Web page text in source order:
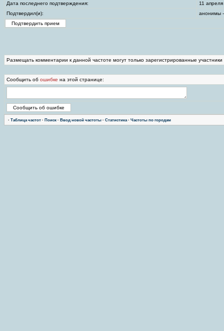
Дата последнего подтверждения:
11
Подтвердил(и):
анонимы
Размещать комментарии к данной частоте могут только зарегистрированные
Сообщить об ошибке на этой странице:
· Таблица частот · Поиск · Ввод новой частоты · Статистика· Частоты по городам